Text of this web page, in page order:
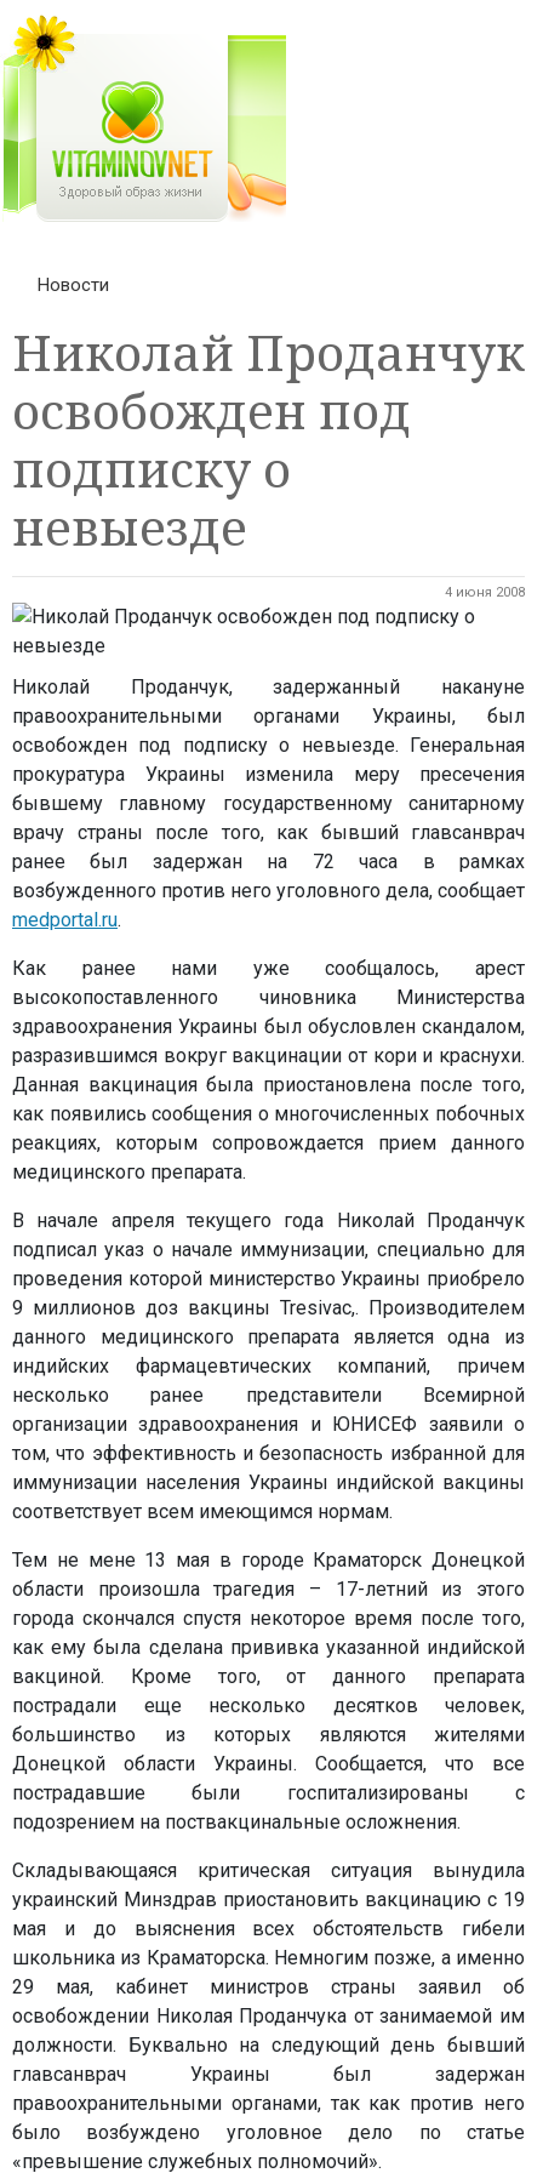
Новости
Николай Проданчук
освобожден под
подписку о
невыезде
4 июня 2008
Николай Проданчук, задержанный накануне
правоохранительными органами Украины, был
освобожден под подписку о невыезде. Генеральная
прокуратура Украины изменила меру пресечения
бывшему главному государственному санитарному
врачу страны после того, как бывший главсанврач
ранее был задержан на 72 часа в рамках
возбужденного против него уголовного дела, сообщает
medportal.ru.
Как ранее нами уже сообщалось, арест
высокопоставленного чиновника Министерства
здравоохранения Украины был обусловлен скандалом,
разразившимся вокруг вакцинации от кори и краснухи.
Данная вакцинация была приостановлена после того,
как появились сообщения о многочисленных побочных
реакциях, которым сопровождается прием данного
медицинского препарата.
В начале апреля текущего года Николай Проданчук
подписал указ о начале иммунизации, специально для
проведения которой министерство Украины приобрело
9 миллионов доз вакцины Tresivac,. Производителем
данного медицинского препарата является одна из
индийских фармацевтических компаний, причем
несколько ранее представители Всемирной
организации здравоохранения и ЮНИСЕФ заявили о
том, что эффективность и безопасность избранной для
иммунизации населения Украины индийской вакцины
соответствует всем имеющимся нормам.
Тем не мене 13 мая в городе Краматорск Донецкой
области произошла трагедия – 17-летний из этого
города скончался спустя некоторое время после того,
как ему была сделана прививка указанной индийской
вакциной. Кроме того, от данного препарата
пострадали еще несколько десятков человек,
большинство из которых являются жителями
Донецкой области Украины. Сообщается, что все
пострадавшие были госпитализированы с
подозрением на поствакцинальные осложнения.
Складывающаяся критическая ситуация вынудила
украинский Минздрав приостановить вакцинацию с 19
мая и до выяснения всех обстоятельств гибели
школьника из Краматорска. Немногим позже, а именно
29 мая, кабинет министров страны заявил об
освобождении Николая Проданчука от занимаемой им
должности. Буквально на следующий день бывший
главсанврач Украины был задержан
правоохранительными органами, так как против него
было возбуждено уголовное дело по статье
«превышение служебных полномочий».